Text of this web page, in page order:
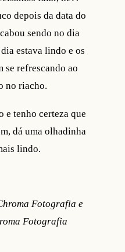
depois da data do
sendo no dia
estava lindo e os
se refrescando ao
no riacho.
e tenho certeza que
dá uma olhadinha
lindo.
Fotografia e
Fotografia